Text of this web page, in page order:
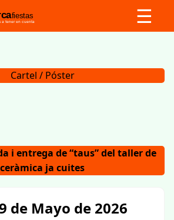
fiestas
a tener en cuenta ☰
Cartel / Póster
i entrega de “taus” del taller de
ceràmica ja cuites
de Mayo de 2026